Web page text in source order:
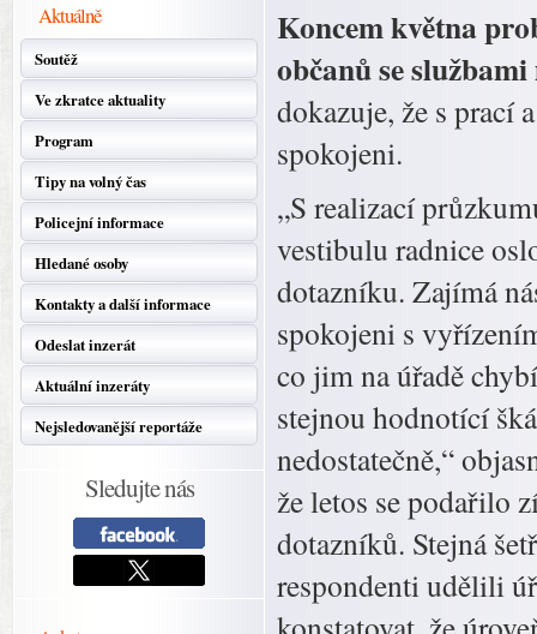
Aktuálně
Soutěž
Ve zkratce aktuality
Program
Tipy na volný čas
Policejní informace
Hledané osoby
Kontakty a další informace
Odeslat inzerát
Aktuální inzeráty
Nejsledovanější reportáže
Sledujte nás
Koncem května
občanů se
dokazuje, že s
spokojeni.
„S realizací
vestibulu radnice
dotazníku. Zajímá
spokojeni s
co jim na úřadě
stejnou hodnotící
nedostatečně,“
že letos se podařilo
dotazníků. Stejná
respondenti udělili